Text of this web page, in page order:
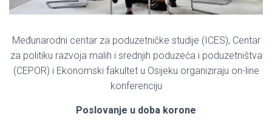
Međunarodni centar za poduzetničke studije (ICES), Centar
za politiku razvoja malih i srednjih poduzeća i poduzetništva
(CEPOR) i Ekonomski fakultet u Osijeku organiziraju on-line
konferenciju
Poslovanje u doba korone